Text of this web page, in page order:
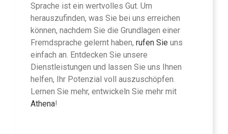
Sprache ist ein wertvolles Gut. Um
herauszufinden, was Sie bei uns erreichen
können, nachdem Sie die Grundlagen einer
Fremdsprache gelernt haben, rufen Sie uns
einfach an. Entdecken Sie unsere
Dienstleistungen und lassen Sie uns Ihnen
helfen, Ihr Potenzial voll auszuschöpfen.
Lernen Sie mehr, entwickeln Sie mehr mit
Athena!